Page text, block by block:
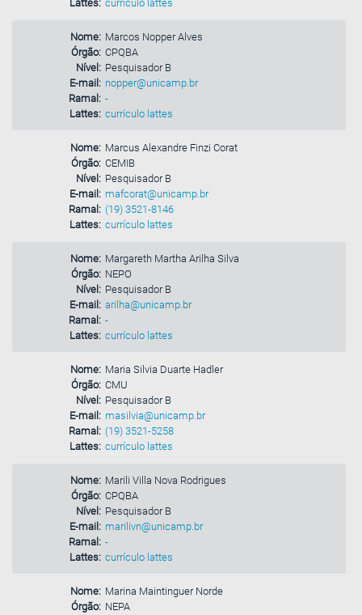
Lattes: currículo lattes
Nome: Marcos Nopper Alves
Órgão: CPQBA
Nível: Pesquisador B
E-mail: nopper@unicamp.br
Ramal: -
Lattes: currículo lattes
Nome: Marcus Alexandre Finzi Corat
Órgão: CEMIB
Nível: Pesquisador B
E-mail: mafcorat@unicamp.br
Ramal: (19) 3521-8146
Lattes: currículo lattes
Nome: Margareth Martha Arilha Silva
Órgão: NEPO
Nível: Pesquisador B
E-mail: arilha@unicamp.br
Ramal: -
Lattes: currículo lattes
Nome: Maria Silvia Duarte Hadler
Órgão: CMU
Nível: Pesquisador B
E-mail: masilvia@unicamp.br
Ramal: (19) 3521-5258
Lattes: currículo lattes
Nome: Marili Villa Nova Rodrigues
Órgão: CPQBA
Nível: Pesquisador B
E-mail: marilivn@unicamp.br
Ramal: -
Lattes: currículo lattes
Nome: Marina Maintinguer Norde
Órgão: NEPA